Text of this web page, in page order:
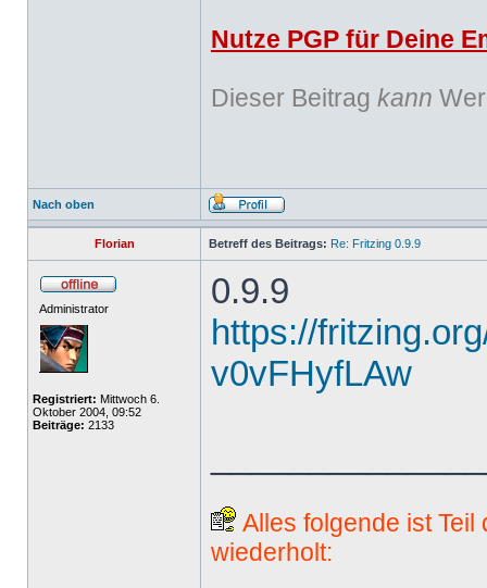
Nutze PGP für Deine
Dieser Beitrag kann
Nach oben
Florian Betreff des Beitrags: Re: Fritzing 0.9.9
Administrator
Registriert: Mittwoch 6.
Oktober 2004, 09:52
Beiträge: 2133
0.9.9
https://
v0vFHyfLAw
Alles folgende ist
wiederholt: